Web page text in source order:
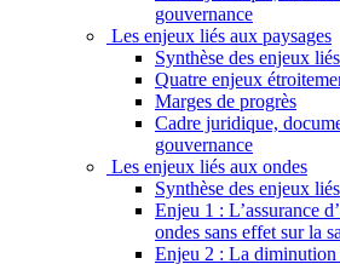
gouvernance
Les enjeux liés aux paysages
Synthèse des enjeux
Quatre enjeux
Marges de progrès
Cadre juridique,
gouvernance
Les enjeux liés aux ondes
Synthèse des enjeux
Enjeu 1 : L’assurance
ondes sans effet sur la
Enjeu 2 : La